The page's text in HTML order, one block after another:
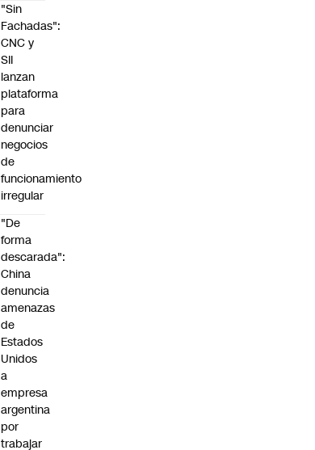
"Sin
Fachadas":
CNC y
SII
lanzan
plataforma
para
denunciar
negocios
de
funcionamiento
irregular
"De
forma
descarada":
China
denuncia
amenazas
de
Estados
Unidos
a
empresa
argentina
por
trabajar